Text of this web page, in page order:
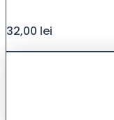
32,00 lei